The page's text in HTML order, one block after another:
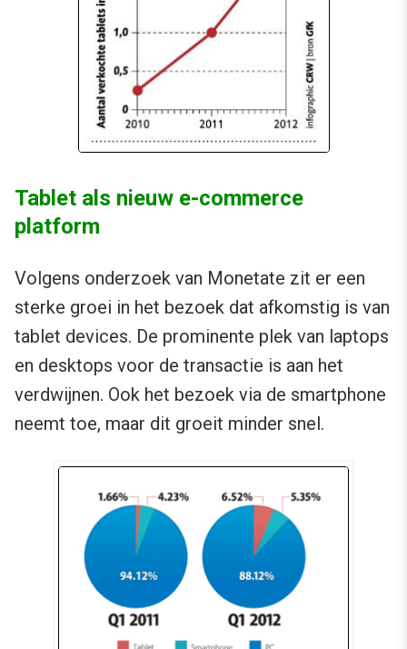
Tablet als nieuw e-commerce
platform
Volgens onderzoek van Monetate zit er een
sterke groei in het bezoek dat afkomstig is van
tablet devices. De prominente plek van laptops
en desktops voor de transactie is aan het
verdwijnen. Ook het bezoek via de smartphone
neemt toe, maar dit groeit minder snel.